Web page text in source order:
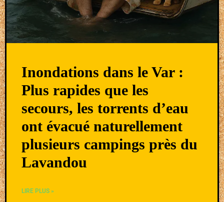
Inondations dans le Var :
Plus rapides que les
secours, les torrents d’eau
ont évacué naturellement
plusieurs campings près du
Lavandou
LIRE PLUS »